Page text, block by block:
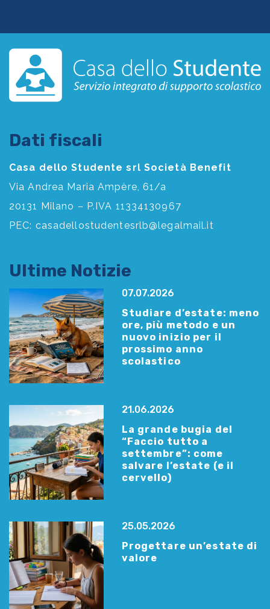
Dati fiscali
Casa dello Studente srl Società Benefit
Via Andrea Maria Ampère, 61/a
20131 Milano – P.IVA 11334130967
PEC: casadellostudentesrlb@legalmail.it
Ultime Notizie
07.07.2026
Studiare d’estate: meno
ore, più metodo e un
nuovo inizio per il
prossimo anno
scolastico
21.06.2026
La grande bugia del
“Faccio tutto a
settembre”: come
salvare l’estate (e il
cervello)
25.05.2026
Progettare un’estate di
valore